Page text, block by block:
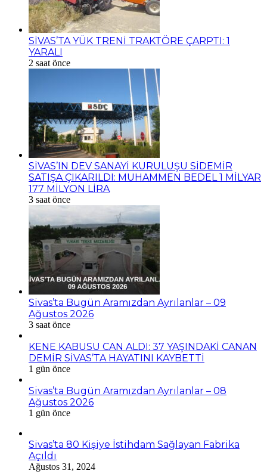
SİVAS’TA YÜK TRENİ TRAKTÖRE ÇARPTI: 1
YARALI
2 saat önce
SİVAS’IN DEV SANAYİ KURULUŞU SİDEMİR
SATIŞA ÇIKARILDI: MUHAMMEN BEDEL 1 MİLYAR
177 MİLYON LİRA
3 saat önce
Sivas’ta Bugün Aramızdan Ayrılanlar – 09
Ağustos 2026
3 saat önce
KENE KABUSU CAN ALDI: 37 YAŞINDAKİ CANAN
DEMİR SİVAS’TA HAYATINI KAYBETTİ
1 gün önce
Sivas’ta Bugün Aramızdan Ayrılanlar – 08
Ağustos 2026
1 gün önce
Sivas’ta 80 Kişiye İstihdam Sağlayan Fabrika
Açıldı
Ağustos 31, 2024